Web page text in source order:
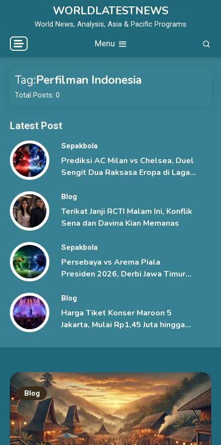
WORLDLATESTNEWS
World News, Analysis, Asia & Pacific Programs
Menu
Tag:Perfilman Indonesia
Total Posts: 0
Latest Post
Sepakbola
Prediksi AC Milan vs Chelsea, Duel
Sengit Dua Raksasa Eropa di Laga
Blog
Terikat Janji RCTI Malam Ini, Konflik
Sena dan Davina Kian Memanas
Sepakbola
Persebaya vs Arema Piala
Presiden 2026, Derbi Jawa Timur
Blog
Harga Tiket Konser Maroon 5
Jakarta, Mulai Rp1,45 Juta hingga
Blog